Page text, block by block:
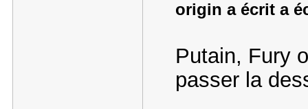
origin a écrit a
Putain, Fury
passer la